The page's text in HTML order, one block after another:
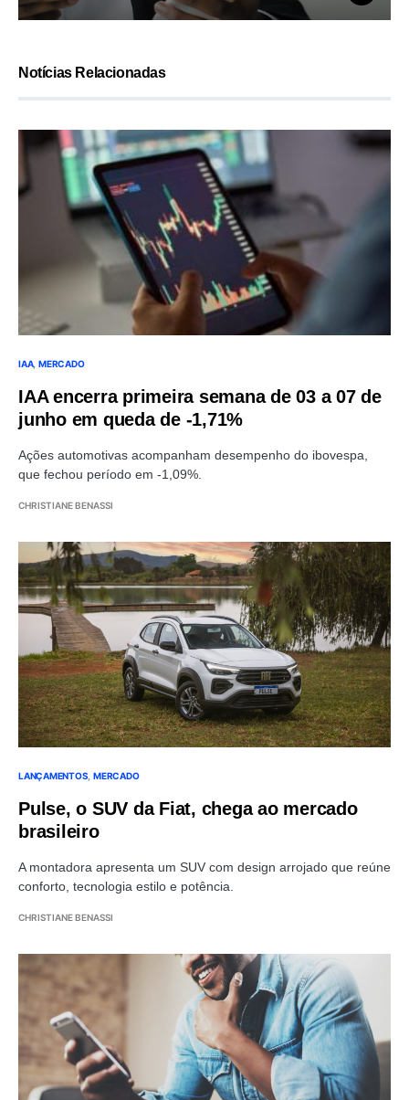
Notícias Relacionadas
IAA MERCADO
IAA encerra primeira semana de 03 a 07 de
junho em queda de -1,71%
Ações automotivas acompanham desempenho do ibovespa,
que fechou período em -1,09%.
CHRISTIANE BENASSI
LANÇAMENTOS MERCADO
Pulse, o SUV da Fiat, chega ao mercado
brasileiro
A montadora apresenta um SUV com design arrojado que reúne
conforto, tecnologia estilo e potência.
CHRISTIANE BENASSI